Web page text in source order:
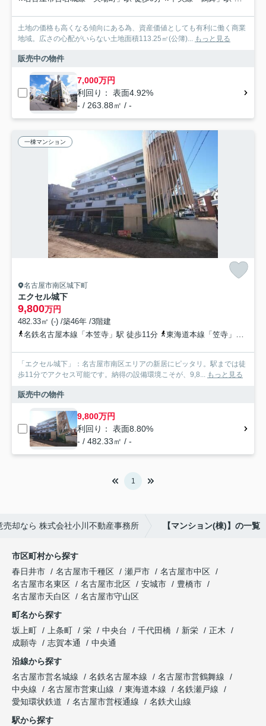
土地の価格も高くなる傾向にある為、資産価値としても有利に働く商業
地域。広さの心配がいらない土地面積113.25㎡(公簿)... もっと見る
販売中の物件
7,000万円
利回り： 表面4.92%
- / 263.88㎡ / -
一棟マンション
名古屋市南区城下町
エクセル城下
9,800万円
482.33㎡ (-) /築46年 /3階建
名鉄名古屋本線「本笠寺」駅 徒歩11分
東海道本線「笠寺」駅 徒歩12分
「エクセル城下」：名古屋市南区エリアの新居にピッタリ。駅までは徒
歩11分でアクセス可能です。納得の設備環境こそが、9,8... もっと見る
販売中の物件
9,800万円
利回り： 表面8.80%
- / 482.33㎡ / -
1
却なら 株式会社小川不動産事務所 【マンション(棟)】の一覧
市区町村から探す
春日井市
名古屋市千種区 瀬戸市
名古屋市中区
名古屋市名東区
名古屋市北区 安城市
豊橋市
名古屋市天白区
名古屋市守山区
町名から探す
坂上町
上条町 栄 中央台 千代田橋 新栄
正木
成願寺
志賀本通
中央通
沿線から探す
名古屋市営名城線
名鉄名古屋本線
名古屋市営鶴舞線
中央線
名古屋市営東山線 東海道本線
名鉄瀬戸線
愛知環状鉄道
名古屋市営桜通線
名鉄犬山線
駅から探す